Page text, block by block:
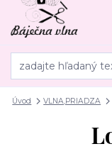
Úvod VLNA,PRIADZA